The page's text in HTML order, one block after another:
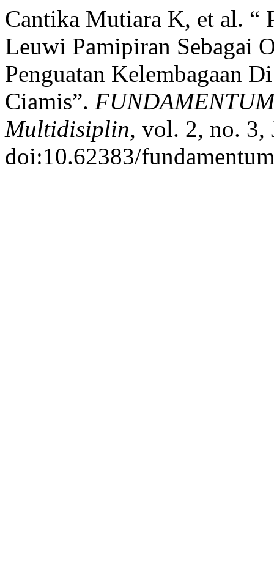
Cantika Mutiara K, et al. “
Leuwi Pamipiran Sebagai
Penguatan Kelembagaan
Ciamis”.
Multidisiplin, vol. 2, no. 3,
doi:10.62383/